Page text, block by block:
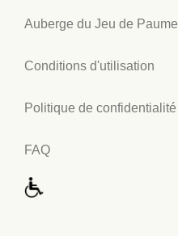
Auberge du Jeu de Paume
Conditions d'utilisation
Politique de confidentialité
FAQ